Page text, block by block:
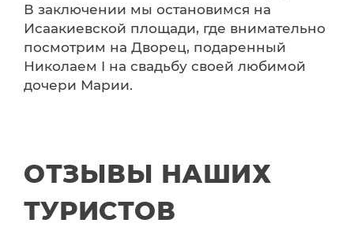
В заключении мы остановимся на
Исаакиевской площади, где внимательно
посмотрим на Дворец, подаренный
Николаем I на свадьбу своей любимой
дочери Марии.
ОТЗЫВЫ НАШИХ
ТУРИСТОВ